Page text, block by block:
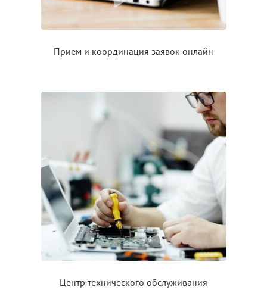
Прием и координация заявок онлайн
Центр технического обслуживания